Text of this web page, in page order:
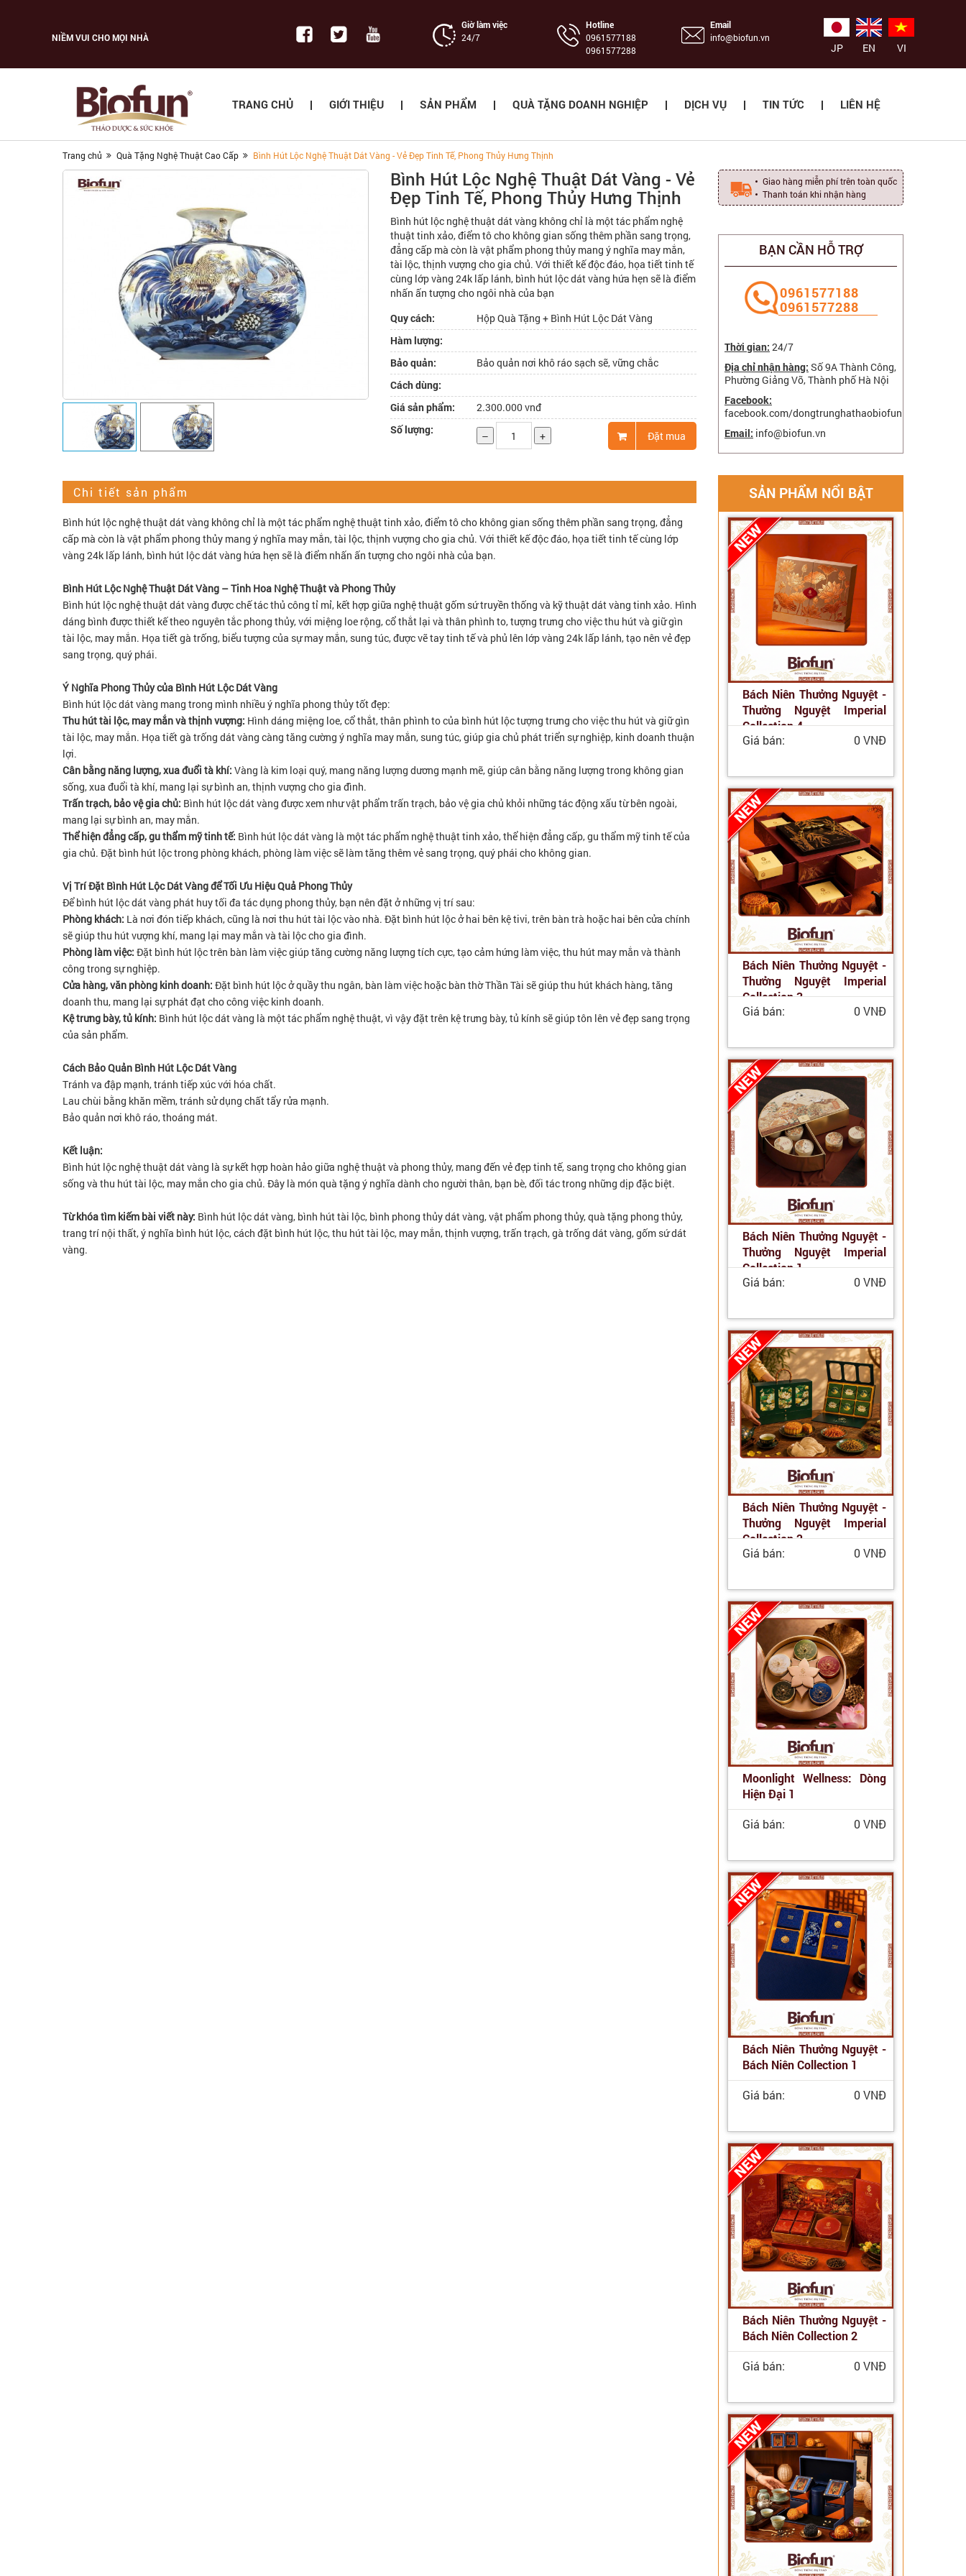
NIỀM VUI CHO MỌI NHÀ
Giờ làm việc
24/7
Hotline
‭0961577188
0961577288
Email
info@biofun.vn
VI
EN
JP
TRANG CHỦ GIỚI THIỆU SẢN PHẨM QUÀ TẶNG DOANH NGHIỆP DỊCH VỤ TIN TỨC LIÊN HỆ
Trang chủ Quà Tặng Nghệ Thuật Cao Cấp Bình Hút Lộc Nghệ Thuật Dát Vàng - Vẻ Đẹp Tinh Tế, Phong Thủy Hưng Thịnh
Bình Hút Lộc Nghệ Thuật Dát Vàng - Vẻ
Đẹp Tinh Tế, Phong Thủy Hưng Thịnh
Bình hút lộc nghệ thuật dát vàng không chỉ là một tác phẩm nghệ
thuật tinh xảo, điểm tô cho không gian sống thêm phần sang trọng,
đẳng cấp mà còn là vật phẩm phong thủy mang ý nghĩa may mắn,
tài lộc, thịnh vượng cho gia chủ. Với thiết kế độc đáo, họa tiết tinh tế
cùng lớp vàng 24k lấp lánh, bình hút lộc dát vàng hứa hẹn sẽ là điểm
nhấn ấn tượng cho ngôi nhà của bạn
Quy cách:
Hộp Quà Tặng + Bình Hút Lộc Dát Vàng
Hàm lượng:
Bảo quản:
Bảo quản nơi khô ráo sạch sẽ, vững chắc
Cách dùng:
Giá sản phẩm:
2.300.000 vnđ
Số lượng:
– + Đặt mua
Chi tiết sản phẩm
Bình hút lộc nghệ thuật dát vàng không chỉ là một tác phẩm nghệ thuật tinh xảo, điểm tô cho không gian sống thêm phần sang trọng, đẳng
cấp mà còn là vật phẩm phong thủy mang ý nghĩa may mắn, tài lộc, thịnh vượng cho gia chủ. Với thiết kế độc đáo, họa tiết tinh tế cùng lớp
vàng 24k lấp lánh, bình hút lộc dát vàng hứa hẹn sẽ là điểm nhấn ấn tượng cho ngôi nhà của bạn.
Bình Hút Lộc Nghệ Thuật Dát Vàng – Tinh Hoa Nghệ Thuật và Phong Thủy
Bình hút lộc nghệ thuật dát vàng được chế tác thủ công tỉ mỉ, kết hợp giữa nghệ thuật gốm sứ truyền thống và kỹ thuật dát vàng tinh xảo. Hình
dáng bình được thiết kế theo nguyên tắc phong thủy, với miệng loe rộng, cổ thắt lại và thân phình to, tượng trưng cho việc thu hút và giữ gìn
tài lộc, may mắn. Họa tiết gà trống, biểu tượng của sự may mắn, sung túc, được vẽ tay tinh tế và phủ lên lớp vàng 24k lấp lánh, tạo nên vẻ đẹp
sang trọng, quý phái.
Ý Nghĩa Phong Thủy của Bình Hút Lộc Dát Vàng
Bình hút lộc dát vàng mang trong mình nhiều ý nghĩa phong thủy tốt đẹp:
Thu hút tài lộc, may mắn và thịnh vượng: Hình dáng miệng loe, cổ thắt, thân phình to của bình hút lộc tượng trưng cho việc thu hút và giữ gìn
tài lộc, may mắn. Họa tiết gà trống dát vàng càng tăng cường ý nghĩa may mắn, sung túc, giúp gia chủ phát triển sự nghiệp, kinh doanh thuận
lợi.
Cân bằng năng lượng, xua đuổi tà khí: Vàng là kim loại quý, mang năng lượng dương mạnh mẽ, giúp cân bằng năng lượng trong không gian
sống, xua đuổi tà khí, mang lại sự bình an, thịnh vượng cho gia đình.
Trấn trạch, bảo vệ gia chủ: Bình hút lộc dát vàng được xem như vật phẩm trấn trạch, bảo vệ gia chủ khỏi những tác động xấu từ bên ngoài,
mang lại sự bình an, may mắn.
Thể hiện đẳng cấp, gu thẩm mỹ tinh tế: Bình hút lộc dát vàng là một tác phẩm nghệ thuật tinh xảo, thể hiện đẳng cấp, gu thẩm mỹ tinh tế của
gia chủ. Đặt bình hút lộc trong phòng khách, phòng làm việc sẽ làm tăng thêm vẻ sang trọng, quý phái cho không gian.
Vị Trí Đặt Bình Hút Lộc Dát Vàng để Tối Ưu Hiệu Quả Phong Thủy
Để bình hút lộc dát vàng phát huy tối đa tác dụng phong thủy, bạn nên đặt ở những vị trí sau:
Phòng khách: Là nơi đón tiếp khách, cũng là nơi thu hút tài lộc vào nhà. Đặt bình hút lộc ở hai bên kệ tivi, trên bàn trà hoặc hai bên cửa chính
sẽ giúp thu hút vượng khí, mang lại may mắn và tài lộc cho gia đình.
Phòng làm việc: Đặt bình hút lộc trên bàn làm việc giúp tăng cường năng lượng tích cực, tạo cảm hứng làm việc, thu hút may mắn và thành
công trong sự nghiệp.
Cửa hàng, văn phòng kinh doanh: Đặt bình hút lộc ở quầy thu ngân, bàn làm việc hoặc bàn thờ Thần Tài sẽ giúp thu hút khách hàng, tăng
doanh thu, mang lại sự phát đạt cho công việc kinh doanh.
Kệ trưng bày, tủ kính: Bình hút lộc dát vàng là một tác phẩm nghệ thuật, vì vậy đặt trên kệ trưng bày, tủ kính sẽ giúp tôn lên vẻ đẹp sang trọng
của sản phẩm.
Cách Bảo Quản Bình Hút Lộc Dát Vàng
Tránh va đập mạnh, tránh tiếp xúc với hóa chất.
Lau chùi bằng khăn mềm, tránh sử dụng chất tẩy rửa mạnh.
Bảo quản nơi khô ráo, thoáng mát.
Kết luận:
Bình hút lộc nghệ thuật dát vàng là sự kết hợp hoàn hảo giữa nghệ thuật và phong thủy, mang đến vẻ đẹp tinh tế, sang trọng cho không gian
sống và thu hút tài lộc, may mắn cho gia chủ. Đây là món quà tặng ý nghĩa dành cho người thân, bạn bè, đối tác trong những dịp đặc biệt.
Từ khóa tìm kiếm bài viết này: Bình hút lộc dát vàng, bình hút tài lộc, bình phong thủy dát vàng, vật phẩm phong thủy, quà tặng phong thủy,
trang trí nội thất, ý nghĩa bình hút lộc, cách đặt bình hút lộc, thu hút tài lộc, may mắn, thịnh vượng, trấn trạch, gà trống dát vàng, gốm sứ dát
vàng.
Giao hàng miễn phí trên toàn quốc
Thanh toán khi nhận hàng
BẠN CẦN HỖ TRỢ
‭0961577188
0961577288
Thời gian: 24/7
Địa chỉ nhận hàng: Số 9A Thành Công,
Phường Giảng Võ, Thành phố Hà Nội
Facebook:
facebook.com/dongtrunghathaobiofun
Email: info@biofun.vn
SẢN PHẨM NỔI BẬT
Bách Niên Thưởng Nguyệt -
Thưởng Nguyệt Imperial
Collection 4
Giá bán:
0 VNĐ
Bách Niên Thưởng Nguyệt -
Thưởng Nguyệt Imperial
Collection 3
Giá bán:
0 VNĐ
Bách Niên Thưởng Nguyệt -
Thưởng Nguyệt Imperial
Collection 1
Giá bán:
0 VNĐ
Bách Niên Thưởng Nguyệt -
Thưởng Nguyệt Imperial
Collection 2
Giá bán:
0 VNĐ
Moonlight Wellness: Dòng
Hiện Đại 1
Giá bán:
0 VNĐ
Bách Niên Thưởng Nguyệt -
Bách Niên Collection 1
Giá bán:
0 VNĐ
Bách Niên Thưởng Nguyệt -
Bách Niên Collection 2
Giá bán:
0 VNĐ